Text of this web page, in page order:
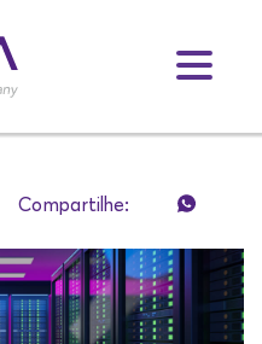
Compartilhe: